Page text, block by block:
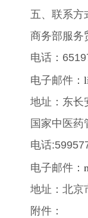
五、联系方
商务部服务贸
电话：
电子邮件：
地址：东长
国家中医药
电话
电子邮件：
地址：北京
附件：